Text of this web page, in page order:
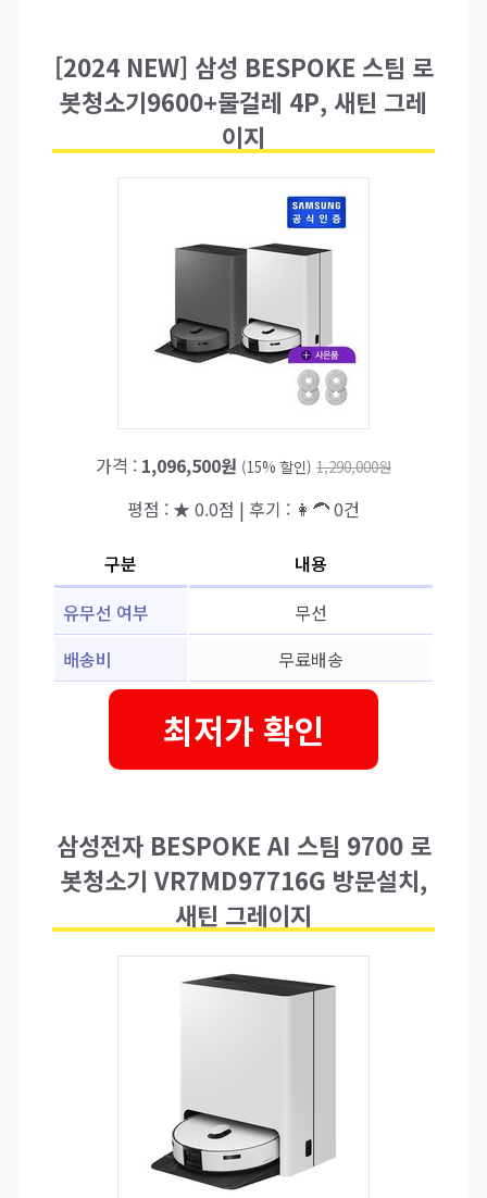
[2024 NEW] 삼성 BESPOKE 스팀 로
봇청소기9600+물걸레 4P, 새틴 그레
이지
가격 : 1,096,500원 (15% 할인) 1,290,000원
평점 : ★ 0.0점 | 후기 : 👩‍🦱 0건
구분
내용
유무선 여부
무선
배송비
무료배송
최저가 확인
삼성전자 BESPOKE AI 스팀 9700 로
봇청소기 VR7MD97716G 방문설치,
새틴 그레이지